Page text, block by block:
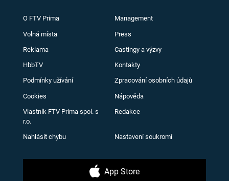
O FTV Prima Management
Volná místa Press
Reklama Castingy a výzvy
HbbTV Kontakty
Podmínky užívání Zpracování osobních údajů
Cookies Nápověda
Vlastník FTV Prima spol. s
r.o.
Redakce
Nahlásit chybu Nastavení soukromí
App Store